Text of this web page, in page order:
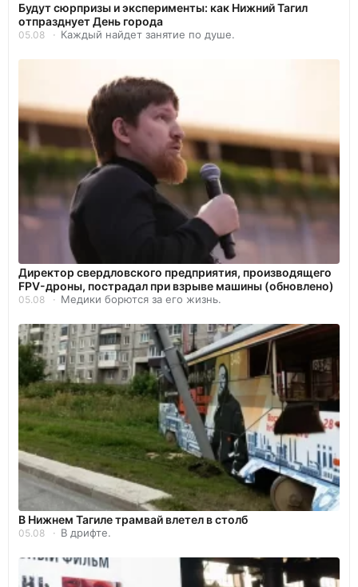
Будут сюрпризы и эксперименты: как Нижний Тагил
отпразднует День города
05.08 Каждый найдет занятие по душе.
Директор свердловского предприятия, производящего
FPV-дроны, пострадал при взрыве машины (обновлено)
05.08 Медики борются за его жизнь.
В Нижнем Тагиле трамвай влетел в столб
05.08 В дрифте.